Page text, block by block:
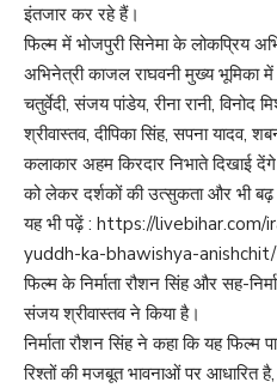
इंतजार कर रहे हैं।
फिल्म में भोजपुरी सिनेमा के लोकप्रिय
अभिनेत्री काजल राघवनी मुख्य
चतुर्वेदी, संजय पांडेय, रीना रानी, विनोद
श्रीवास्तव, दीपिका सिंह, सपना यादव,
कलाकार अहम किरदार निभाते दिखाई
को लेकर दर्शकों की उत्सुकता और भी
यह भी पढ़ें : https://livebihar.com/
yuddh-ka-bhawishya-anishchit/
फिल्म के निर्माता रौशन सिंह और सह-
संजय श्रीवास्तव ने किया है।
निर्माता रौशन सिंह ने कहा कि यह फिल्म
रिश्तों की मजबूत भावनाओं पर आधारित